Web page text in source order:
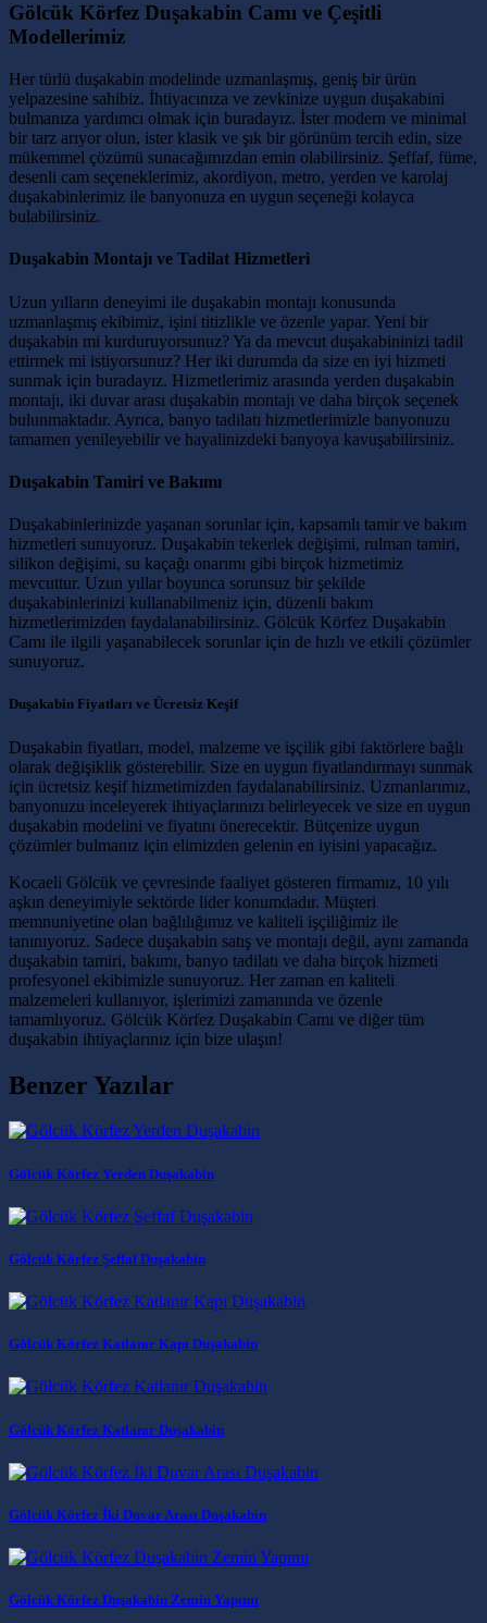
Gölcük Körfez Duşakabin Camı ve Çeşitli
Modellerimiz
Her türlü duşakabin modelinde uzmanlaşmış, geniş bir ürün
yelpazesine sahibiz. İhtiyacınıza ve zevkinize uygun duşakabini
bulmanıza yardımcı olmak için buradayız. İster modern ve minimal
bir tarz arıyor olun, ister klasik ve şık bir görünüm tercih edin, size
mükemmel çözümü sunacağımızdan emin olabilirsiniz. Şeffaf, füme,
desenli cam seçeneklerimiz, akordiyon, metro, yerden ve karolaj
duşakabinlerimiz ile banyonuza en uygun seçeneği kolayca
bulabilirsiniz.
Duşakabin Montajı ve Tadilat Hizmetleri
Uzun yılların deneyimi ile duşakabin montajı konusunda
uzmanlaşmış ekibimiz, işini titizlikle ve özenle yapar. Yeni bir
duşakabin mi kurduruyorsunuz? Ya da mevcut duşakabininizi tadil
ettirmek mi istiyorsunuz? Her iki durumda da size en iyi hizmeti
sunmak için buradayız. Hizmetlerimiz arasında yerden duşakabin
montajı, iki duvar arası duşakabin montajı ve daha birçok seçenek
bulunmaktadır. Ayrıca, banyo tadilatı hizmetlerimizle banyonuzu
tamamen yenileyebilir ve hayalinizdeki banyoya kavuşabilirsiniz.
Duşakabin Tamiri ve Bakımı
Duşakabinlerinizde yaşanan sorunlar için, kapsamlı tamir ve bakım
hizmetleri sunuyoruz. Duşakabin tekerlek değişimi, rulman tamiri,
silikon değişimi, su kaçağı onarımı gibi birçok hizmetimiz
mevcuttur. Uzun yıllar boyunca sorunsuz bir şekilde
duşakabinlerinizi kullanabilmeniz için, düzenli bakım
hizmetlerimizden faydalanabilirsiniz. Gölcük Körfez Duşakabin
Camı ile ilgili yaşanabilecek sorunlar için de hızlı ve etkili çözümler
sunuyoruz.
Duşakabin Fiyatları ve Ücretsiz Keşif
Duşakabin fiyatları, model, malzeme ve işçilik gibi faktörlere bağlı
olarak değişiklik gösterebilir. Size en uygun fiyatlandırmayı sunmak
için ücretsiz keşif hizmetimizden faydalanabilirsiniz. Uzmanlarımız,
banyonuzu inceleyerek ihtiyaçlarınızı belirleyecek ve size en uygun
duşakabin modelini ve fiyatını önerecektir. Bütçenize uygun
çözümler bulmanız için elimizden gelenin en iyisini yapacağız.
Kocaeli Gölcük ve çevresinde faaliyet gösteren firmamız, 10 yılı
aşkın deneyimiyle sektörde lider konumdadır. Müşteri
memnuniyetine olan bağlılığımız ve kaliteli işçiliğimiz ile
tanınıyoruz. Sadece duşakabin satış ve montajı değil, aynı zamanda
duşakabin tamiri, bakımı, banyo tadilatı ve daha birçok hizmeti
profesyonel ekibimizle sunuyoruz. Her zaman en kaliteli
malzemeleri kullanıyor, işlerimizi zamanında ve özenle
tamamlıyoruz. Gölcük Körfez Duşakabin Camı ve diğer tüm
duşakabin ihtiyaçlarınız için bize ulaşın!
Benzer Yazılar
Gölcük Körfez Yerden Duşakabin
Gölcük Körfez Şeffaf Duşakabin
Gölcük Körfez Katlanır Kapı Duşakabin
Gölcük Körfez Katlanır Duşakabin
Gölcük Körfez İki Duvar Arası Duşakabin
Gölcük Körfez Duşakabin Zemin Yapımı